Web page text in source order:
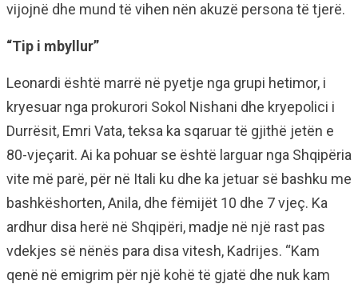
vijojnë dhe mund të vihen nën akuzë persona të tjerë.
“Tip i mbyllur”
Leonardi është marrë në pyetje nga grupi hetimor, i
kryesuar nga prokurori Sokol Nishani dhe kryepolici i
Durrësit, Emri Vata, teksa ka sqaruar të gjithë jetën e
80-vjeçarit. Ai ka pohuar se është larguar nga Shqipëria
vite më parë, për në Itali ku dhe ka jetuar së bashku me
bashkëshorten, Anila, dhe fëmijët 10 dhe 7 vjeç. Ka
ardhur disa herë në Shqipëri, madje në një rast pas
vdekjes së nënës para disa vitesh, Kadrijes. “Kam
qenë në emigrim për një kohë të gjatë dhe nuk kam